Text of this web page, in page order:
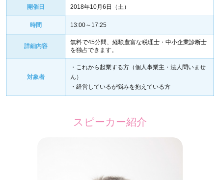
開催日 2018年10月6日（土）
時間 13:00～17:25
詳細内容
無料で45分間、経験豊富な税理士・中小企業診断士
を独占できます。
対象者
・これから起業する方（個人事業主・法人問いませ
ん）
・経営しているが悩みを抱えている方
スピーカー紹介